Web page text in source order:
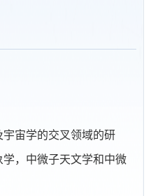
宙学的交叉领域的研
，中微子天文学和中微